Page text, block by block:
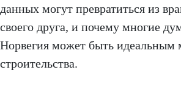
данных могут превратиться из
своего друга, и почему многие
Норвегия может быть идеальным
строительства.